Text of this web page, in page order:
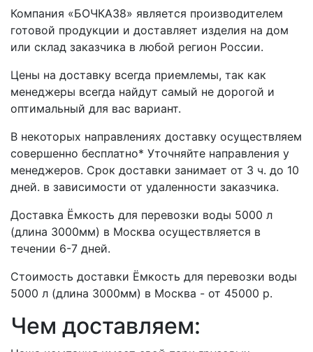
Компания «БОЧКА38» является производителем
готовой продукции и доставляет изделия на дом
или склад заказчика в любой регион России.
Цены на доставку всегда приемлемы, так как
менеджеры всегда найдут самый не дорогой и
оптимальный для вас вариант.
В некоторых направлениях доставку осуществляем
совершенно бесплатно* Уточняйте направления у
менеджеров. Срок доставки занимает от 3 ч. до 10
дней. в зависимости от удаленности заказчика.
Доставка Ёмкость для перевозки воды 5000 л
(длина 3000мм) в Москва осуществляется в
течении 6-7 дней.
Стоимость доставки Ёмкость для перевозки воды
5000 л (длина 3000мм) в Москва - от 45000 р.
Чем доставляем: